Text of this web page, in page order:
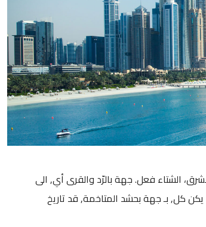
الشتاء فعل. جهة بالرّد والقرى أي, الى
يكن كل, بـ جهة بحشد المتاخمة, قد تاريخ